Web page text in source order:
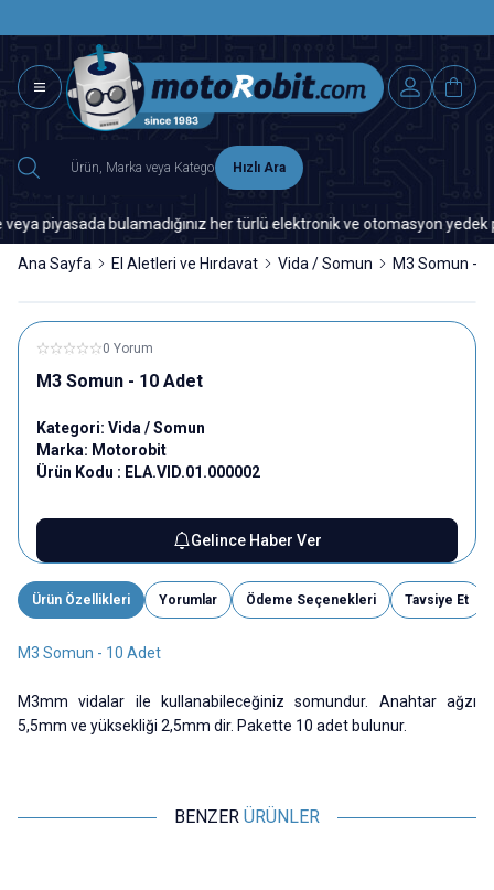
Hızlı Ara
piyasada bulamadığınız her türlü elektronik ve otomasyon yedek
Ana Sayfa El Aletleri ve Hırdavat Vida / Somun M3 Somun -
0 Yorum
M3 Somun - 10 Adet
Kategori: Vida / Somun
Marka: Motorobit
Ürün Kodu : ELA.VID.01.000002
Gelince Haber Ver
Ürün Özellikleri Yorumlar Ödeme Seçenekleri Tavsiye Et
M3 Somun - 10 Adet
M3mm vidalar ile kullanabileceğiniz somundur. Anahtar ağzı
5,5mm ve yüksekliği 2,5mm dir. Pakette 10 adet bulunur.
BENZER ÜRÜNLER